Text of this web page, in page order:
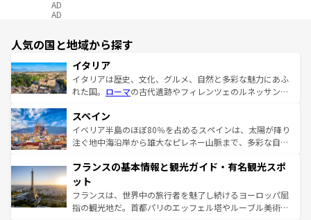
AD
AD
人気の国と地域から探す
イタリア
イタリアは歴史、文化、グルメ、自然と多彩な魅力にあふ
れた国。 ローマの古代遺跡やフィレンツェのルネッサンス
ろん、トスカーナの美しい田園風景やアマルフィ海岸の絶
景など、自然景観も見逃せない。観光の合間には、本場の
ピザやパスタなど、絶品のイタリア料理を堪能することも
ませてくれるイタリアで、忘れられない旅をしてみよう！
なお、新着のイタリア情報は
しい。
スペイン
イベリア半島のほぼ80％を占めるスペインは、太陽が降り
注ぐ地中海沿岸から雄大なピレネー山脈まで、多彩な自然
文化が根付くこの国では、情熱的なフラメンコ、熱気あふ
れる闘牛、そして美味しいタパスが生活の一部となってい
る。首都マドリードの洗練された雰囲気や、バルセロナの
アートに溢れた街角から、地方では古代ローマ遺跡や中世
フランスの基本情報と観光ガイド・有名観光スポ
ット
フランスは、世界中の旅行者を魅了し続けるヨーロッパ屈
指の観光地だ。首都パリのエッフェル塔やルーブル美術館